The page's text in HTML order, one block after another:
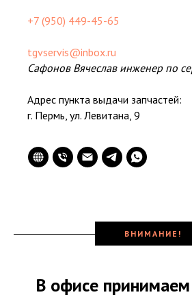
+7 (950) 449-45-65
tgvservis@inbox.ru
Сафонов Вячеслав инженер по
Адрес пункта выдачи запчастей:
г. Пермь, ул. Левитана, 9
ВНИМАНИЕ!
В офисе принимаем